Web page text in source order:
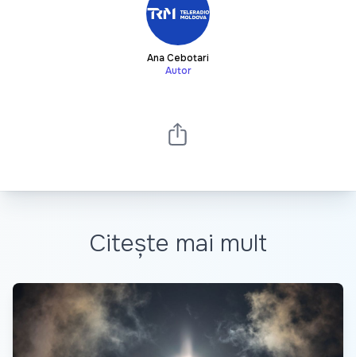
Ana Cebotari
Autor
Citește mai mult